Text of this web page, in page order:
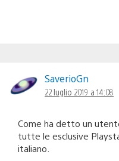
SaverioGn
22 luglio 2019 a 14:08
Come ha detto un
tutte le esclusive
italiano.